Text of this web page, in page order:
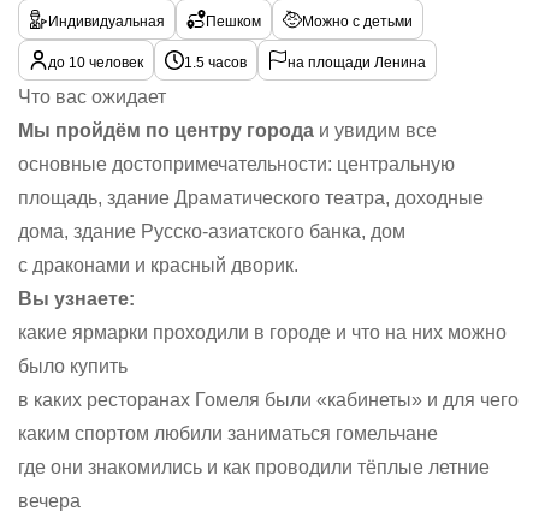
Индивидуальная Пешком Можно с детьми
до 10 человек 1.5 часов на площади Ленина
Что вас ожидает
Мы пройдём по центру города и увидим все
основные достопримечательности: центральную
площадь, здание Драматического театра, доходные
дома, здание Русско-азиатского банка, дом
с драконами и красный дворик.
Вы узнаете:
какие ярмарки проходили в городе и что на них можно
было купить
в каких ресторанах Гомеля были «кабинеты» и для чего
каким спортом любили заниматься гомельчане
где они знакомились и как проводили тёплые летние
вечера